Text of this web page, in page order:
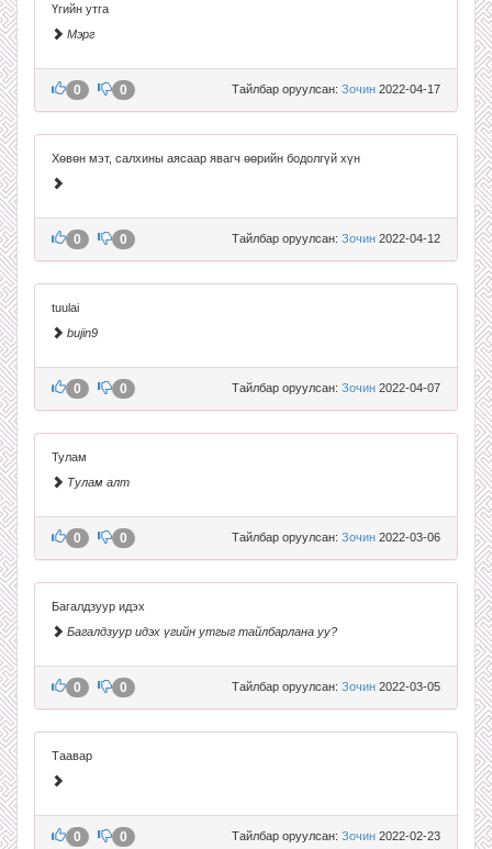
Үгийн утга
Мэрг
Тайлбар оруулсан: Зочин 2022-04-17
0 0
Хөвөн мэт, салхины аясаар явагч өөрийн бодолгүй хүн
Тайлбар оруулсан: Зочин 2022-04-12
0 0
tuulai
bujin9
Тайлбар оруулсан: Зочин 2022-04-07
0 0
Тулам
Тулам алт
Тайлбар оруулсан: Зочин 2022-03-06
0 0
Багалдзуур идэх
Багалдзуур идэх үгийн утгыг тайлбарлана уу?
Тайлбар оруулсан: Зочин 2022-03-05
0 0
Таавар
Тайлбар оруулсан: Зочин 2022-02-23
0 0